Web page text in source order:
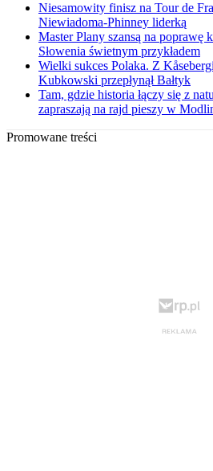
Niesamowity finisz na Tour de
Niewiadoma-Phinney liderką
Master Plany szansą na poprawę
Słowenia świetnym przykładem
Wielki sukces Polaka. Z
Kubkowski przepłynął Bałtyk
Tam, gdzie historia łączy się z
zapraszają na rajd pieszy w
Promowane treści